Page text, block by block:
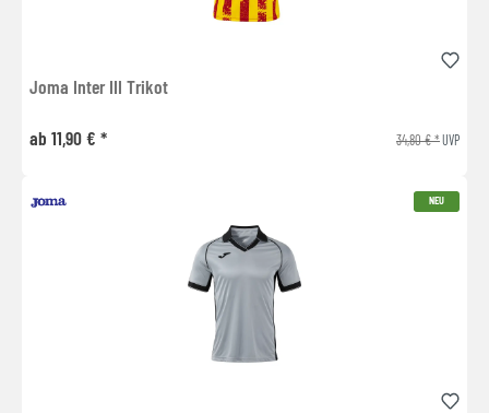
Joma Inter III Trikot
ab 11,90 € * 34,80 € *UVP
NEU